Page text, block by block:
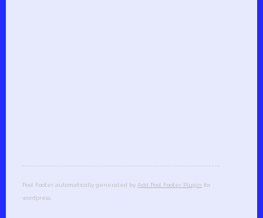
Post Footer automatically generated by Add Post Footer Plugin for
wordpress.